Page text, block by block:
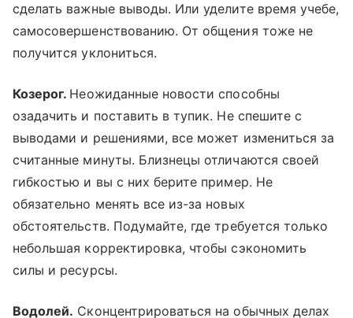
сделать важные выводы. Или уделите время учебе,
самосовершенствованию. От общения тоже не
получится уклониться.
Козерог. Неожиданные новости способны
озадачить и поставить в тупик. Не спешите с
выводами и решениями, все может измениться за
считанные минуты. Близнецы отличаются своей
гибкостью и вы с них берите пример. Не
обязательно менять все из-за новых
обстоятельств. Подумайте, где требуется только
небольшая корректировка, чтобы сэкономить
силы и ресурсы.
Водолей. Сконцентрироваться на обычных делах